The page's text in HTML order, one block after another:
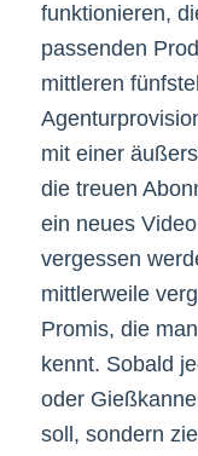
funktionieren,
passenden
mittleren
mit einer
die treuen
ein neues
vergessen
mittlerweile
Promis, die
kennt. Sobald
oder
soll, sondern